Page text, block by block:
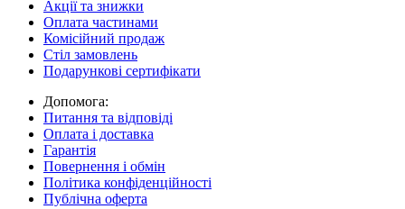
Акції та знижки
Оплата частинами
Комісійний продаж
Стіл замовлень
Подарункові сертифікати
Допомога:
Питання та відповіді
Оплата і доставка
Гарантія
Повернення і обмін
Політика конфіденційності
Публічна оферта